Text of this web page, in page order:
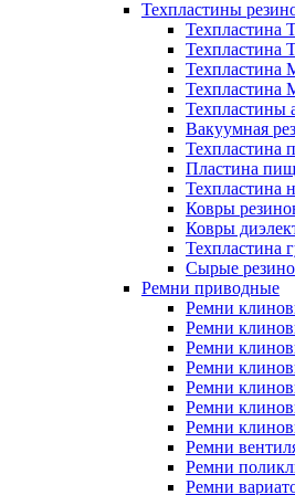
Техпластины
Техпластина
Техпластина
Техпластины
Вакуумная
Техпластина
Пластина
Техпластина
Ковры
Ковры
Техпластина
Сырые
Ремни приводные
Ремни
Ремни
Ремни
Ремни
Ремни
Ремни
Ремни
Ремни
Ремни
Ремни